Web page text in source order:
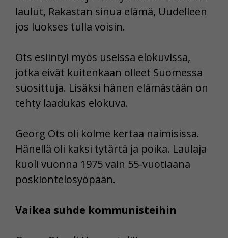
laulut, Rakastan sinua elämä, Uudelleen
jos luokses tulla voisin.
Ots esiintyi myös useissa elokuvissa,
jotka eivät kuitenkaan olleet Suomessa
suosittuja. Lisäksi hänen elämästään on
tehty laadukas elokuva.
Georg Ots oli kolme kertaa naimisissa.
Hänellä oli kaksi tytärtä ja poika. Laulaja
kuoli vuonna 1975 vain 55-vuotiaana
poskiontelosyöpään.
Vaikea suhde kommunisteihin